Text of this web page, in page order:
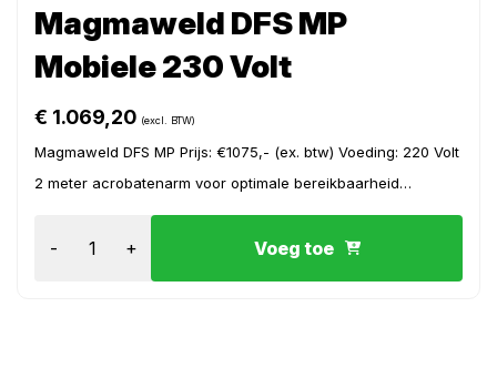
Magmaweld DFS MP
Mobiele 230 Volt
€ 1.069,20 (excl. BTW)
Magmaweld DFS MP Prijs: €1075,- (ex. btw) Voeding: 220 Volt
2 meter acrobatenarm voor optimale bereikbaarheid
Lasrookreiniging F9-filter met 99% effici...
- + Voeg toe